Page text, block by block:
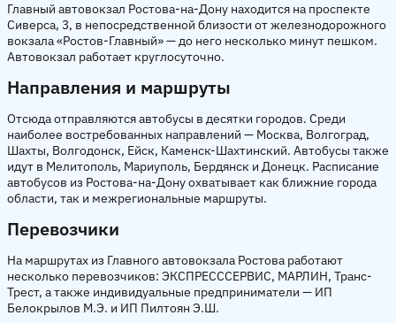
Главный автовокзал Ростова-на-Дону находится на проспекте
Сиверса, 3, в непосредственной близости от железнодорожного
вокзала «Ростов-Главный» — до него несколько минут пешком.
Автовокзал работает круглосуточно.
Направления и маршруты
Отсюда отправляются автобусы в десятки городов. Среди
наиболее востребованных направлений — Москва, Волгоград,
Шахты, Волгодонск, Ейск, Каменск-Шахтинский. Автобусы также
идут в Мелитополь, Мариуполь, Бердянск и Донецк. Расписание
автобусов из Ростова-на-Дону охватывает как ближние города
области, так и межрегиональные маршруты.
Перевозчики
На маршрутах из Главного автовокзала Ростова работают
несколько перевозчиков: ЭКСПРЕСССЕРВИС, МАРЛИН, Транс-
Трест, а также индивидуальные предприниматели — ИП
Белокрылов М.Э. и ИП Пилтоян Э.Ш.